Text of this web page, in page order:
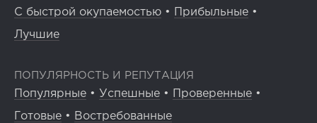
С быстрой окупаемостью • Прибыльные •
Лучшие
ПОПУЛЯРНОСТЬ И РЕПУТАЦИЯ
Популярные • Успешные • Проверенные •
Готовые • Востребованные